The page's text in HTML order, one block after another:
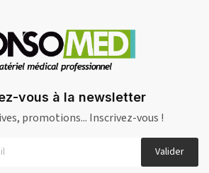
vous à la newsletter
promotions... Inscrivez-vous !
Valider